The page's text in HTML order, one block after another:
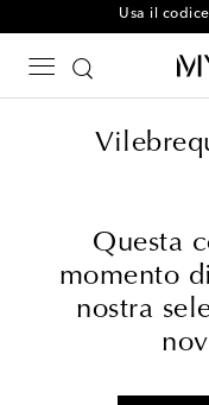
Usa il
Questa
momento
nostra